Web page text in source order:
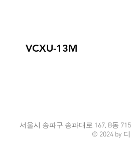
VCXU-13M
서울시 송파구 송파대로 167, B동
© 2024 by